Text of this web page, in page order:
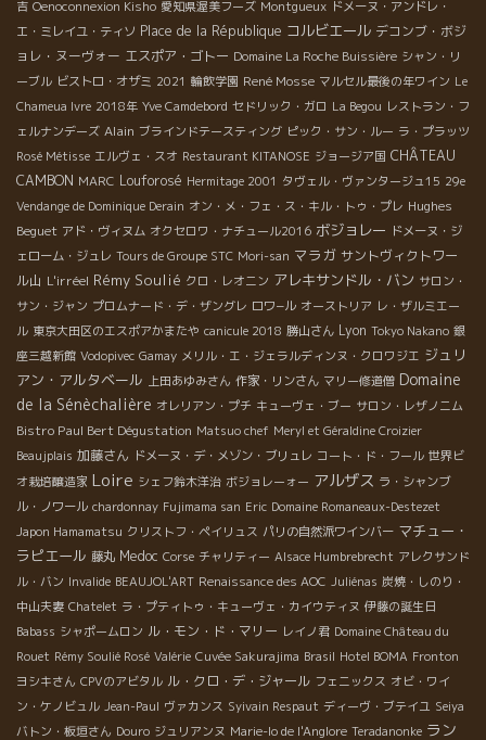
吉 Oenoconnexion Kisho 愛知県渥美フーズ Montgueux ドメーヌ・アンドレ・
エ・ミレイユ・ティソ Place de la République コルビエール デコンブ・ボジ
ョレ・ヌーヴォー エスポア・ゴトー Domaine La Roche Buissière シャン・リ
ーブル ビストロ・オザミ 2021 輪飲学園 René Mosse マルセル最後の年ワイン Le
Chameua Ivre 2018年 Yve Camdebord セドリック・ガロ La Begou レストラン・フ
ェルナンデーズ Alain ブラインドテースティング ピック・サン・ルー ラ・プラッツ
Rosé Métisse エルヴェ・スオ Restaurant KITANOSE ジョージア国 CHÂTEAU
CAMBON MARC Louforosé Hermitage 2001 タヴェル・ヴァンタージュ15 29e
Vendange de Dominique Derain オン・メ・フェ・ス・キル・トゥ・プレ Hughes
Beguet アド・ヴィヌム オクセロワ・ナチュール2016 ボジョレー ドメーヌ・ジ
ェローム・ジュレ Tours de Groupe STC Mori-san マラガ サントヴィクトワー
ル山 L'irréel Rémy Soulié クロ・レオニン アレキサンドル・バン サロン・
サン・ジャン プロムナード・デ・ザングレ ロワ−ル オーストリア レ・ザルミエー
ル 東京大田区のエスポアかまたや canicule 2018 勝山さん Lyon Tokyo Nakano 銀
座三越新館 Vodopivec Gamay メリル・エ・ジェラルディンヌ・クロワジエ ジュリ
アン・アルタベール
上田あゆみさん 作家・リンさん マリー修道僧 Domaine
de la Sénèchalière オレリアン・プチ キューヴェ・ブー サロン・レザノニム
Bistro Paul Bert Dégustation Matsuo chef Meryl et Géraldine Croizier
Beaujplais 加藤さん ドメーヌ・デ・メゾン・ブリュレ コート・ド・フール 世界ビ
オ栽培醸造家 Loire シェフ鈴木洋治 ボジョレーォー アルザス ラ・シャンブ
ル・ノワール chardonnay Fujimama san Eric Domaine Romaneaux-Destezet
Japon Hamamatsu クリストフ・ペイリュス パリの自然派ワインバー マチュー・
ラピエール 藤丸 Medoc Corse チャリティー Alsace Humbrebrecht アレクサンド
ル・バン Invalide BEAUJOL'ART Renaissance des AOC Juliénas 炭焼・しのり・
中山夫妻 Chatelet ラ・プティトゥ・キューヴェ・カイウティヌ 伊藤の誕生日
Babass シャポームロン ル・モン・ド・マリー レイノ君 Domaine Château du
Rouet Rémy Soulié Rosé Valérie Cuvée Sakurajima Brasil Hotel BOMA Fronton
ヨシキさん CPVのアビタル ル・クロ・デ・ジャール フェニックス オビ・ワイ
ン・ケノビュル Jean-Paul ヴァカンス Syivain Respaut ディーヴ・ブテイユ Seiya
バトン・板垣さん Douro ジュリアンヌ Marie-lo de l'Anglore Teradanonke ラン